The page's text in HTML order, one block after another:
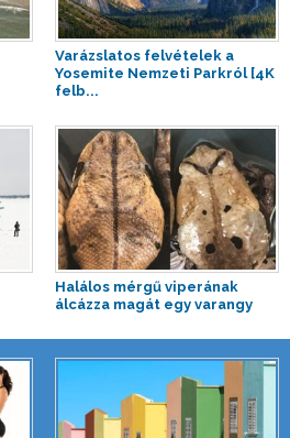
Varázslatos felvételek a
Yosemite Nemzeti Parkról [4K
felb...
Halálos mérgű viperának
álcázza magát egy varangy